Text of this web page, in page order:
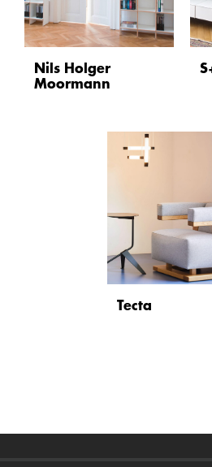
Nils Holger
Moormann
Tecta